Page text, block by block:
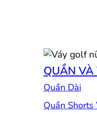
QUẦN VÀ
Quần Dài
Quần Shorts